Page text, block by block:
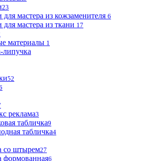
23
мастера из кожзаменителя 6
мастера из ткани 17
материалы 1
липучка
52
реклама3
табличка9
табличка4
со штырем27
формованная6